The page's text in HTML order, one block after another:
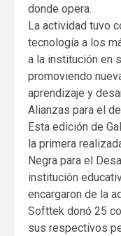
donde opera.
La actividad tuvo
tecnología a los
a la institución en
promoviendo
aprendizaje y
Alianzas para el
Esta edición de
la primera
Negra para el
institución
encargaron de la
Softtek donó 25
sus respectivos